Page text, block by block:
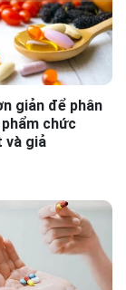
giản để phân
chức
và giả